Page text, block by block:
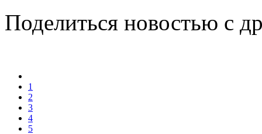
Поделиться новостью с
1
2
3
4
5